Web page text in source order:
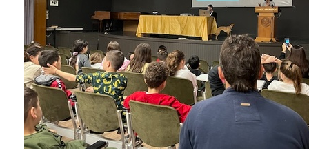
ΤΟΠΟΣ
ΠΟΛΙΤΙΣΜΟΣ
ΑΝΘΕΚΤΙΚΗ
ΠΟΛΗ